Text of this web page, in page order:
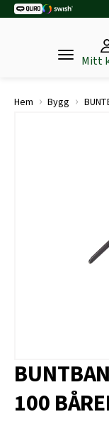
Mitt
Hem › Bygg ›
100